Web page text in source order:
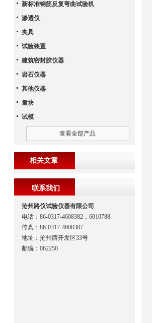
新标准钢筋反复弯曲试验机
渗透仪
夹具
试验装置
建筑密封胶仪器
岩石仪器
其他仪器
量块
试模
查看全部产品
相关文章
联系我们
沧州路仪试验仪器有限公司
电话：86-0317-4608382，6010788
传真：86-0317-4608387
地址：沧州西开发区33号
邮编：062250